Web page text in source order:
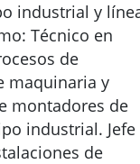
industrial y
Técnico en
de
maquinaria y
montadores de
industrial. Jefe
de